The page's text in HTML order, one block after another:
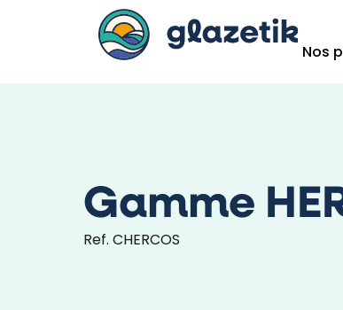
Nos
Gamme
Ref. CHERCOS